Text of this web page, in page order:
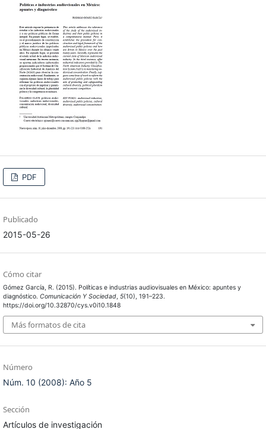
PDF
Publicado
2015-05-26
Cómo citar
Gómez García, R. (2015). Políticas e industrias audiovisuales en México: apuntes y
diagnóstico. Comunicación Y Sociedad, 5(10), 191–223.
https://doi.org/10.32870/cys.v0i10.1848
Más formatos de cita
Número
Núm. 10 (2008): Año 5
Sección
Artículos de investigación